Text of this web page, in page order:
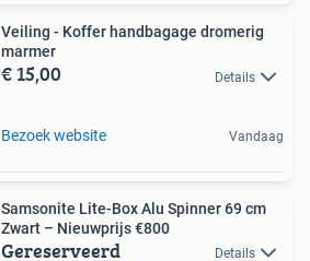
Veiling - Koffer handbagage dromerig
marmer
€ 15,00 Details
Bezoek website Vandaag
Samsonite Lite-Box Alu Spinner 69 cm
Zwart – Nieuwprijs €800
Gereserveerd Details